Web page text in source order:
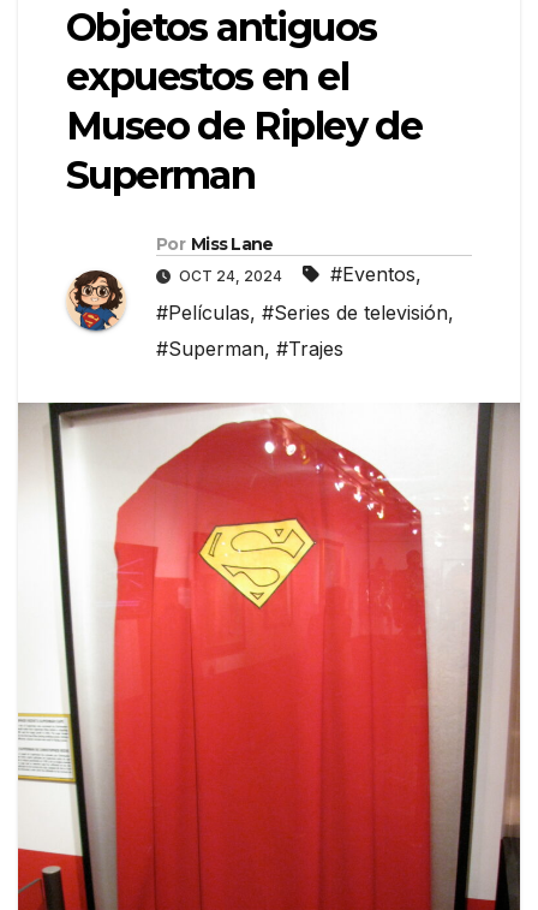
Objetos antiguos
expuestos en el
Museo de Ripley de
Superman
Por Miss Lane
OCT 24, 2024 #Eventos,
#Películas, #Series de televisión,
#Superman, #Trajes